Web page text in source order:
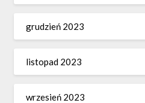
grudzień 2023
listopad 2023
wrzesień 2023